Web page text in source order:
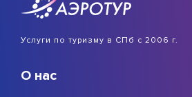
Услуги по туризму в СПб с 2006 г.
О нас